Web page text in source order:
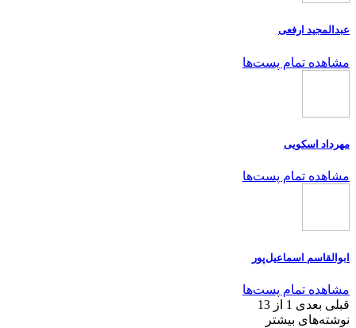
عبدالمجید ارفعی
مشاهده تمام پست‌ها
مهرداد اسکویی
مشاهده تمام پست‌ها
ابوالقاسم اسماعیل‌پور
مشاهده تمام پست‌ها
قبلی بعدی 1 از 13
نوشته‌های بیشتر